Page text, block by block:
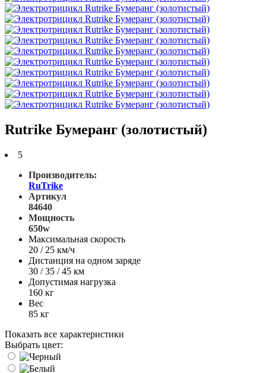
Rutrike Бумеранг (золотистый)
5
Производитель:
RuTrike
Артикул
84640
Мощность
650w
Максимальная скорость
20 / 25 км/ч
Дистанция на одном заряде
30 / 35 / 45 км
Допустимая нагрузка
160 кг
Вес
85 кг
Показать все характеристики
Выбрать цвет: